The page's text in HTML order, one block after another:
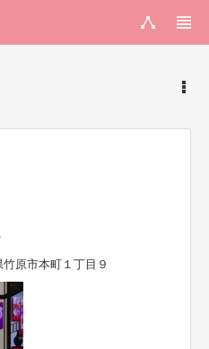
原市本町１丁目９